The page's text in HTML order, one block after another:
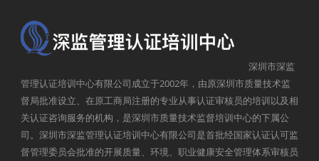
深圳市深监
管理认证培训中心有限公司成立于2002年，由原深圳市质量技术监
督局批准设立、在原工商局注册的专业从事认证审核员的培训以及相
关认证咨询服务的机构，是深圳市质量技术监督培训中心的下属公
司。深圳市深监管理认证培训中心有限公司是首批经国家认证认可监
督管理委员会批准的开展质量、环境、职业健康安全管理体系审核员